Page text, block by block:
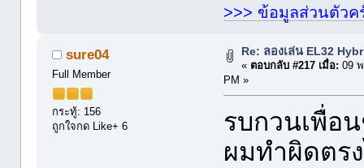
>>> ข้อมูลส่วนตัวค
sure04
Full Member
กระทู้: 156
ถูกใจกด Like+ 6
Re: ลองเล่น EL32
« ตอบกลับ #217 เมื่อ: 09
PM »
รบกวนเพื่อ
ผมทำผิดตร